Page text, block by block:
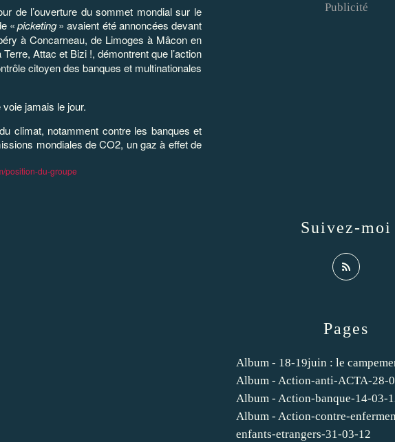
de l’ouverture du sommet mondial sur le
«picketing» avaient été annoncées devant
à Concarneau, de Limoges à Mâcon en
Attac et Bizi !, démontrent que l’action
citoyen des banques et multinationales
jamais le jour.
climat, notamment contre les banques et
mondiales de CO2, un gaz à effet de
position-du-groupe
Pages
Album - 18-19juin : le
Album - Action-anti-ACTA-28-
Album - Action-banque-14-03-
Album - Action-contre-
enfants-etrangers-31-03-12
Suivez-moi
Publicité